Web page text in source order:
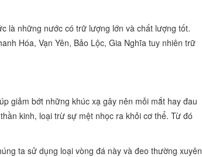
là những nước có trữ lượng lớn và chất lượng tốt.
Hóa, Vạn Yên, Bảo Lộc, Gia Nghĩa tuy nhiên trữ
giảm bớt những khúc xạ gây nên mỏi mắt hay đau
kinh, loại trừ sự mệt nhọc ra khỏi cơ thể. Từ đó
ta sử dụng loại vòng đá này và đeo thường xuyên